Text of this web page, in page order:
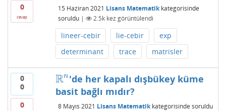
0
cevap
15 Haziran 2021 Lisans Matematikkategorisinde
soruldu | 2.5kkez görüntülendi
lineer-cebir lie-cebir
exp
determinant
trace matrisler
0
0
0
Rn
Rn 'de her kapalı dışbükey küme
basit bağlı mıdır?
8 Mayıs 2021 Lisans Matematikkategorisinde soruldu